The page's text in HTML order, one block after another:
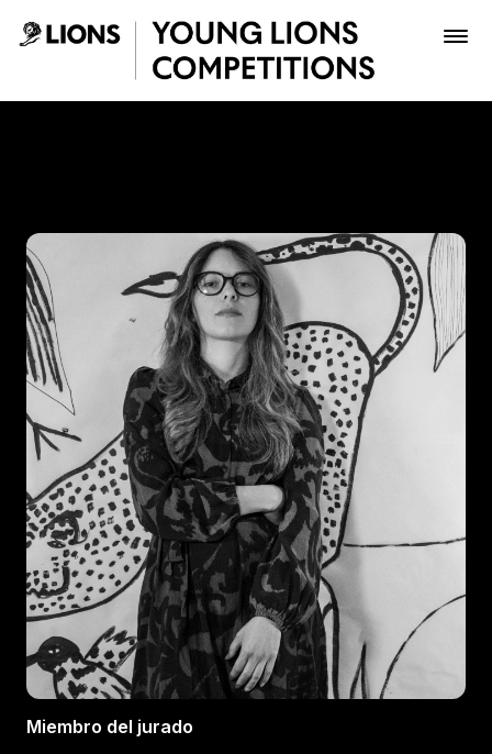
Saltar al contenido principal
Inscribir
Boletería
Miembro del jurado